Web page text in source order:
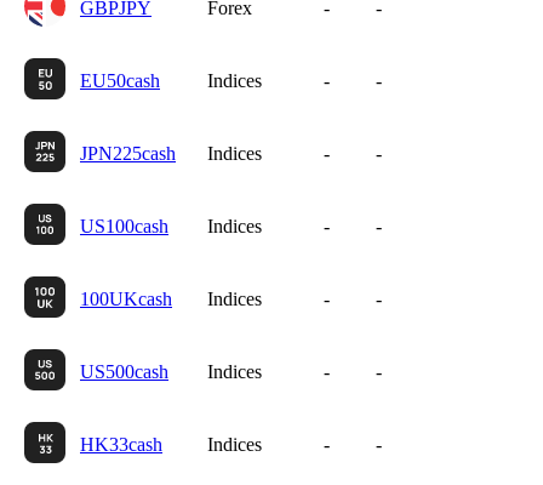
GBPJPY Forex - -
EU50cash Indices - -
JPN225cash Indices - -
US100cash Indices - -
100UKcash Indices - -
US500cash Indices - -
HK33cash Indices - -